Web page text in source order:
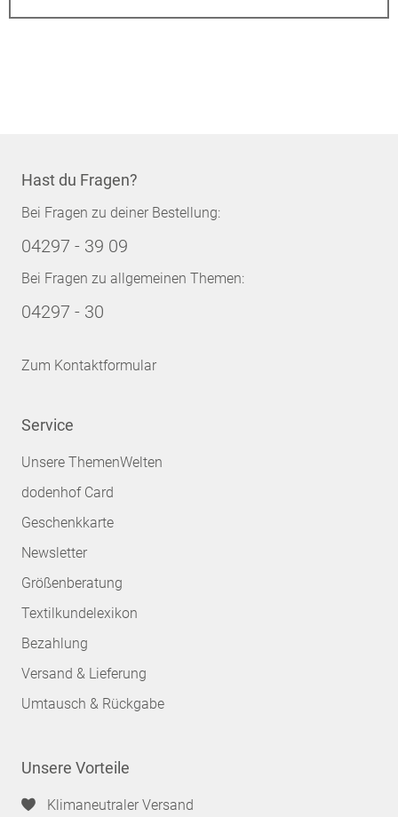
Hast du Fragen?
Bei Fragen zu deiner Bestellung:
04297 - 39 09
Bei Fragen zu allgemeinen Themen:
04297 - 30
Zum Kontaktformular
Service
Unsere ThemenWelten
dodenhof Card
Geschenkkarte
Newsletter
Größenberatung
Textilkundelexikon
Bezahlung
Versand & Lieferung
Umtausch & Rückgabe
Unsere Vorteile
Klimaneutraler Versand